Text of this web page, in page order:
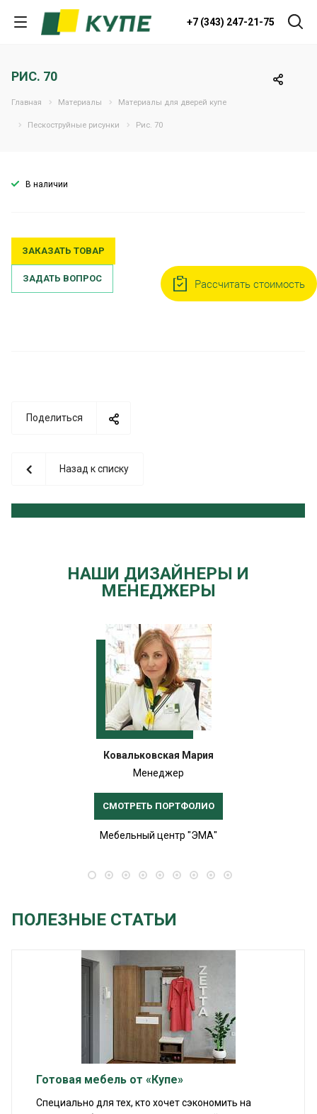
+7 (343) 247-21-75
РИС. 70
Главная Материалы Материалы для дверей купе
Пескоструйные рисунки Рис. 70
В наличии
ЗАКАЗАТЬ ТОВАР
ЗАДАТЬ ВОПРОС
Поделиться
Назад к списку
НАШИ ДИЗАЙНЕРЫ И
МЕНЕДЖЕРЫ
Ковальковская Мария
Менеджер
СМОТРЕТЬ ПОРТФОЛИО
Мебельный центр "ЭМА"
ПОЛЕЗНЫЕ СТАТЬИ
Готовая мебель от «Купе»
Специально для тех, кто хочет сэкономить на
Рассчитать стоимость